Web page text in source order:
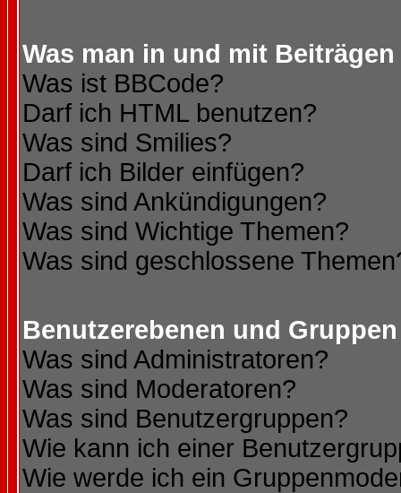
Was man in und mit
Was ist BBCode?
Darf ich HTML benutzen?
Was sind Smilies?
Darf ich Bilder einfügen?
Was sind Ankündigungen?
Was sind Wichtige Themen?
Was sind geschlossene
Benutzerebenen und Gruppen
Was sind Administratoren?
Was sind Moderatoren?
Was sind Benutzergruppen?
Wie kann ich einer
Wie werde ich ein